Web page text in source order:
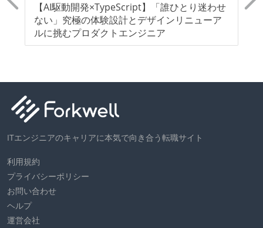
【AI駆動開発×TypeScript】「誰ひとり迷わせ
ない」究極の体験設計とデザインリニューア
ルに挑むプロダクトエンジニア
ITエンジニアのキャリアに本気で向き合う転職サイト
利用規約
プライバシーポリシー
お問い合わせ
ヘルプ
運営会社